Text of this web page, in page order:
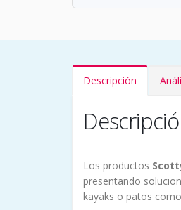
Descripción
Los productos
presentando
kayaks o patos